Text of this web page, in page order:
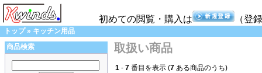
初めての閲覧・購入は （登
トップ» キッチン用品
商品検索
取扱い商品
1 - 7 番目を表示 (7 ある商品のうち)